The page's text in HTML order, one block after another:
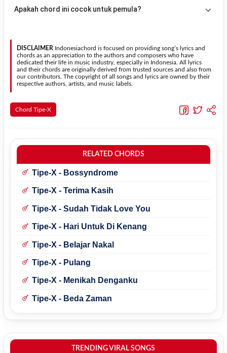
kebutuhan.
Transpose (bawah)untuk menurunkan nada. Seluruh chord akan
Apakah chord ini cocok untuk pemula?
dipelajari oleh pemula tanpa menghilangkan struktur dasar lagu.
DISCLAIMER Indonesiachord is focused on providing song’s lyrics and
chords as an appreciation to the authors and composers who have
dedicated their life in music industry, especially in Indonesia. All lyrics
and their chords are originally derived from trusted sources and also from
our contributors. The copyright of all songs and lyrics are owned by their
respective authors, artists, and music labels.
Chord Tipe-X
RELATED CHORDS
Tipe-X - Bossyndrome
Tipe-X - Terima Kasih
Tipe-X - Sudah Tidak Love You
Tipe-X - Hari Untuk Di Kenang
Tipe-X - Belajar Nakal
Tipe-X - Pulang
Tipe-X - Menikah Denganku
Tipe-X - Beda Zaman
TRENDING VIRAL SONGS